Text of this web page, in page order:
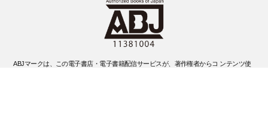
ABJマークは、この電子書店・電子書籍配信サービスが、著作権者からコ ンテンツ使